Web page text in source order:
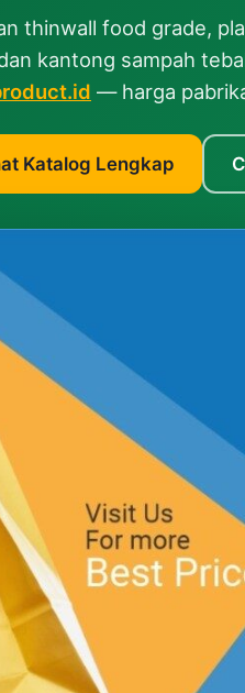
thinwall food grade,
kantong sampah
— harga
Katalog Lengkap